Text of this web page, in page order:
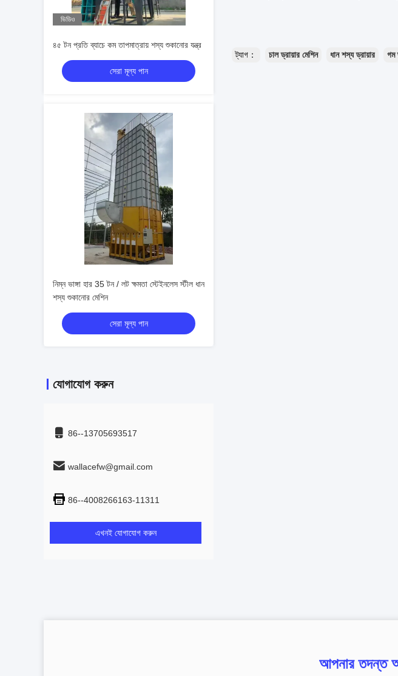
ভিডিও
৪৫ টন প্রতি ব্যাচে কম তাপমাত্রায় শস্য শুকানোর যন্ত্র
সেরা মূল্য পান
নিম্ন ভাঙ্গা হার 35 টন / লট ক্ষমতা স্টেইনলেস স্টীল ধান
শস্য শুকানোর মেশিন
সেরা মূল্য পান
যোগাযোগ করুন
86--13705693517
wallacefw@gmail.com
86--4008266163-11311
এখনই যোগাযোগ করুন
ট্যাগ： চাল ড্রায়ার মেশিন ধান শস্য ড্রায়ার গম
আপনার তদন্ত